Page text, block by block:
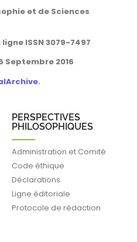
et de Sciences
ligne ISSN 3079-7497
Septembre 2016
.
PERSPECTIVES
PHILOSOPHIQUES
Administration et Comité
Code éthique
Déclarations
Ligne éditoriale
Protocole de rédaction